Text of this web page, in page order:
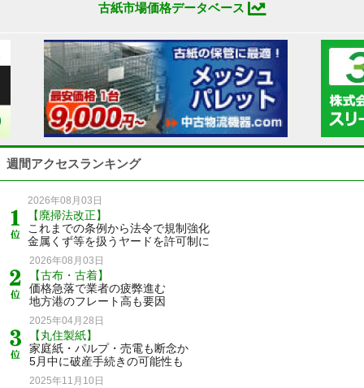
古紙市場価格データベース
週間アクセスランキング
2026年08月03日
【廃掃法改正】
これまでの条例から法令で規制強化
金属くず等を扱うヤードを許可制に
2026年08月03日
【古布・古着】
価格急落で業者の疲弊進む
地方港のフレート高も要因
2025年04月28日
【丸住製紙】
家庭紙・パルプ・売電も断念か
5月中に破産手続きの可能性も
2025年11月10日